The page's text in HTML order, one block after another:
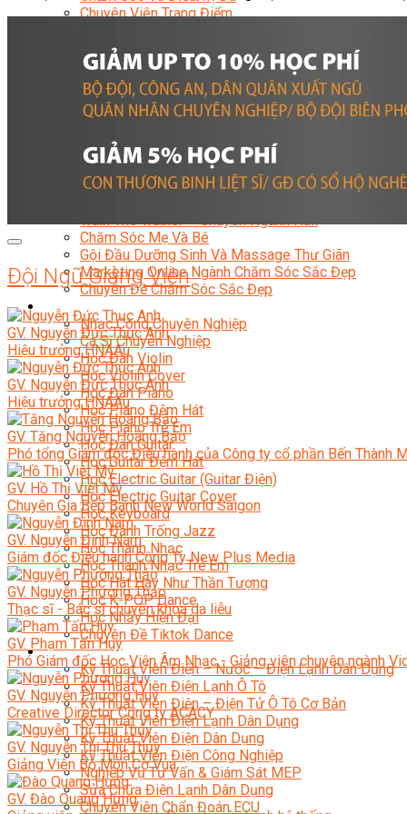
Chuyên Viên Trang Điểm
Phun Xăm Thẩm Mỹ
Kỹ Thuật Tạo Sợi Hairstroke
Barber Chuyên Nghiệp
Kỹ Thuật Chải Bới Tóc Chuyên Nghiệp
Quản Lý Hair Salon Chuyên Nghiệp
Quản Lý Nail Salon Chuyên Nghiệp
Kỹ Thuật Nhuộm – Uốn – Duỗi
Nail Salon Định Cư
Train The Trainer – Chuyên Ngành Nail
Chăm Sóc Mẹ Và Bé
Gội Đầu Dưỡng Sinh Và Massage Thư Giãn
Marketing Online Ngành Chăm Sóc Sắc Đẹp
Chuyên Đề Chăm Sóc Sắc Đẹp
Âm Nhạc
Nhạc Công Chuyên Nghiệp
Ca Sĩ Chuyên Nghiệp
Học Đàn Violin
Học Violin Cover
Học Đàn Piano
Học Piano Đệm Hát
Học Piano Trẻ Em
Học Đàn Guitar
Học Guitar Đệm Hát
Học Electric Guitar (Guitar Điện)
Học Electric Guitar Cover
Học Keyboard
Học Đánh Trống Jazz
Học Thanh Nhạc
Học Thanh Nhạc Trẻ Em
Học Hát Hay Như Thần Tượng
Học K-POP Dance
Học Nhảy Hiện Đại
Chuyên Đề Tiktok Dance
Kỹ Thuật – Công Nghệ
Kỹ Thuật Viên Điện – Nước – Điện Lạnh Dân Dụng
Kỹ Thuật Viên Điện Lạnh Ô Tô
Kỹ Thuật Viên Điện – Điện Tử Ô Tô Cơ Bản
Kỹ Thuật Viên Điện Lạnh Dân Dụng
Kỹ Thuật Viên Điện Dân Dụng
Kỹ Thuật Viên Điện Công Nghiệp
Nghiệp Vụ Tư Vấn & Giám Sát MEP
Sửa Chữa Điện Lạnh Dân Dụng
Chuyên Viên Chẩn Đoán ECU
Đội Ngũ Giảng Viên
GV. Nguyễn Đức Thục Anh
Hiệu trưởng HNAAu
GV. Nguyễn Đức Thục Anh
Hiệu trưởng HNAAu
GV. Tăng Nguyễn Hoàng Bảo
Phó tổng Giám đốc Điều hành của Công ty cổ phần Bến Thành
GV. Hồ Thị Việt Mỹ
Chuyên Gia Bếp Bánh New World Saigon
GV. Nguyễn Đình Nam
Giám đốc Điều hành Công Ty New Plus Media
GV. Nguyễn Phương Thảo
Thạc sĩ - Bác sĩ chuyên khoa da liễu
GV. Phạm Tấn Huy
Phó Giám đốc Học Viện Âm Nhạc - Giảng viên chuyên ngành
GV. Nguyễn Phương Huy
Creative Director Công ty ACACY
GV. Nguyễn Thị Thu Thủy
Giảng Viên Bộ Môn Cờ Vua
GV. Đào Quang Hưng